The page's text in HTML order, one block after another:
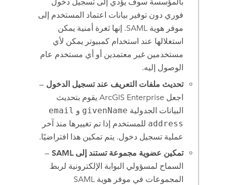
فوري دون توفير بيانات اعتماد المستخدم إلى
موفر هوية SAML. إنها ثغرة أمنية يمكن
استغلالها عند استخدام كمبيوتر يمكن لأي
مستخدمين غير معتمدين أو أي مستخدم عام
الوصول إليه.
تحديث ملفات التعريف عند تسجيل الدخول —
اجعل ArcGIS Enterpriseيقوم بتحديث
البيانات الجدولية givenName و email
address للمستخدم إذا تم تغييرها منذ آخر
عملية تسجيل دخول. يتم تمكين هذا افتراضيًا.
تمكين عضوية مجموعة تستند إلى SAML
—
السماح لمسؤولي البوابة الإلكترونية لربط
المجموعات في موفر هوية SAML